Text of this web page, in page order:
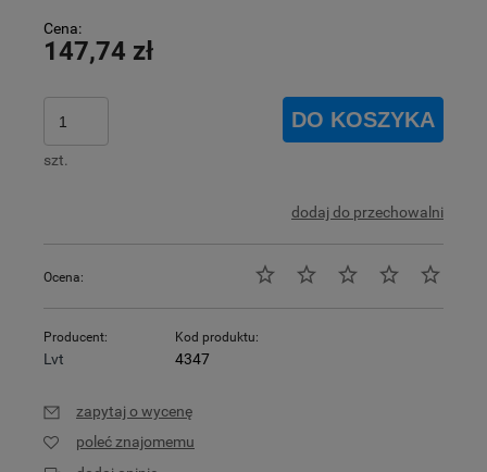
Cena:
147,74 zł
szt.
DO KOSZYKA
dodaj do przechowalni
Ocena:
Producent:
Lvt
Kod produktu:
4347
zapytaj o wycenę
poleć znajomemu